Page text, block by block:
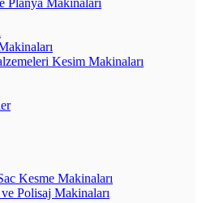
Planya Makinaları
Kesim Makinaları
Kesme Makinaları
Polisaj Makinaları